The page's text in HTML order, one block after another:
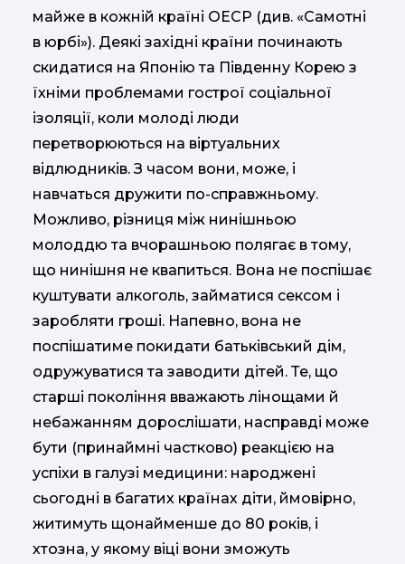
майже в кожній країні ОЕСР (див. «Самотні
в юрбі»). Деякі західні країни починають
скидатися на Японію та Південну Корею з
їхніми проблемами гострої соціальної
ізоляції, коли молоді люди
перетворюються на віртуальних
відлюдників. З часом вони, може, і
навчаться дружити по-справжньому.
Можливо, різниця між нинішньою
молоддю та вчорашньою полягає в тому,
що нинішня не квапиться. Вона не поспішає
куштувати алкоголь, займатися сексом і
заробляти гроші. Напевно, вона не
поспішатиме покидати батьківський дім,
одружуватися та заводити дітей. Те, що
старші покоління вважають лінощами й
небажанням дорослішати, насправді може
бути (принаймні частково) реакцією на
успіхи в галузі медицини: народжені
сьогодні в багатих країнах діти, ймовірно,
житимуть щонайменше до 80 років, і
хтозна, у якому віці вони зможуть